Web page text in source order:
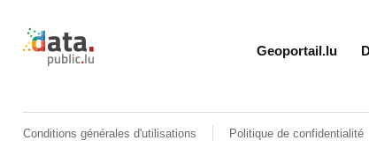
Retour à l'accueil de data.public.lu
Geoportail.lu
Conditions générales d'utilisations Politique de confidentialité